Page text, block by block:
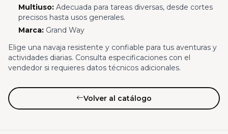
Multiuso:Adecuada para tareas diversas, desde cortes
precisos hasta usos generales.
Marca:Grand Way
Elige una navaja resistente y confiable para tus aventuras y
actividades diarias. Consulta especificaciones con el
vendedor si requieres datos técnicos adicionales.
Volver al catálogo